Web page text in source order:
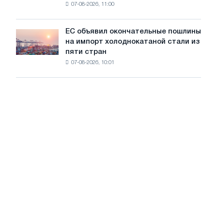
трамвайных
путей
Москвы
Ярославля
07-08-2026, 11:00
объявил
окончательные
ЕС объявил окончательные пошлины
на импорт холоднокатаной стали из
пяти стран
07-08-2026, 10:01